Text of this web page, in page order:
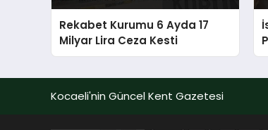
Rekabet Kurumu 6 Ayda 17
Milyar Lira Ceza Kesti
Kocaeli'nin Güncel Kent Gazetesi